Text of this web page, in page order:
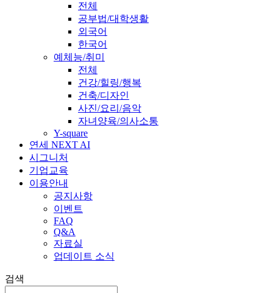
전체
공부법/대학생활
외국어
한국어
예체능/취미
전체
건강/힐링/행복
건축/디자인
사진/요리/음악
자녀양육/의사소통
Y-square
연세 NEXT AI
시그니처
기업교육
이용안내
공지사항
이벤트
FAQ
Q&A
자료실
업데이트 소식
검색